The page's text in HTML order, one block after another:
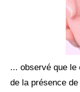
... observé que le
de la présence